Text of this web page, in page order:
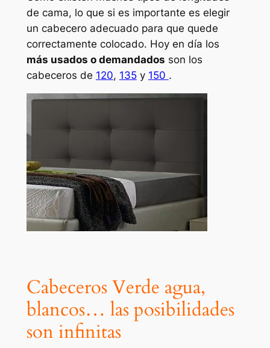
de cama, lo que si es importante es elegir
un cabecero adecuado para que quede
correctamente colocado. Hoy en día los
más usados o demandados son los
cabeceros de 120, 135y 150 .
Cabeceros Verde agua,
blancos… las posibilidades
son infinitas